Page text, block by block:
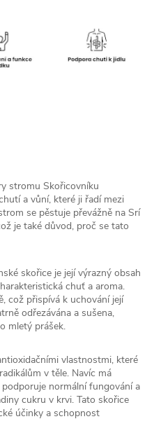
stromu Skořicovníku
a vůní, které ji řadí mezi
se pěstuje převážně na Srí
je také důvod, proč se tato
skořice je její výrazný obsah
chuť a aroma.
což přispívá k uchování její
odřezávána a sušena,
mletý prášek.
vlastnostmi, které
v těle. Navíc má
normální fungování a
cukru v krvi. Tato skořice
účinky a schopnost